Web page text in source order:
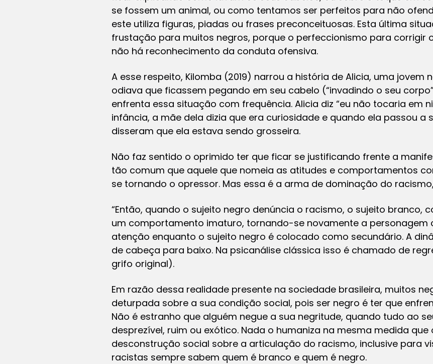
se fossem um animal, ou como tentamos ser perfeitos para não
este utiliza figuras, piadas ou frases preconceituosas. Esta última
frustação para muitos negros, porque o perfeccionismo para corrigir
não há reconhecimento da conduta ofensiva.
A esse respeito, Kilomba (2019) narrou a história de Alicia, uma jovem
odiava que ficassem pegando em seu cabelo (“invadindo o seu
enfrenta essa situação com frequência. Alicia diz “eu não tocaria em
infância, a mãe dela dizia que era curiosidade e quando ela passou a
disseram que ela estava sendo grosseira.
Não faz sentido o oprimido ter que ficar se justificando frente a
tão comum que aquele que nomeia as atitudes e comportamentos
se tornando o opressor. Mas essa é a arma de dominação do
“Então, quando o sujeito negro denúncia o racismo, o sujeito branco,
um comportamento imaturo, tornando-se novamente a personagem
atenção enquanto o sujeito negro é colocado como secundário. A
de cabeça para baixo. Na psicanálise clássica isso é chamado de
grifo original).
Em razão dessa realidade presente na sociedade brasileira, muitos
deturpada sobre a sua condição social, pois ser negro é ter que
Não é estranho que alguém negue a sua negritude, quando tudo ao
desprezível, ruim ou exótico. Nada o humaniza na mesma medida que
desconstrução social sobre a articulação do racismo, inclusive para
racistas sempre sabem quem é branco e quem é negro.